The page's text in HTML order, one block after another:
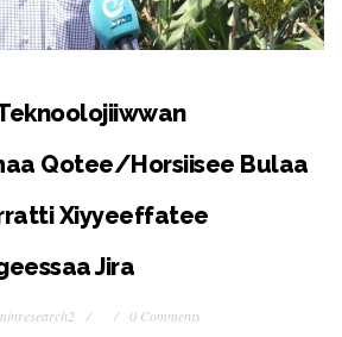
Qotee/Horsiisee Bulaa
Xiyyeeffatee
Jira
0 Comments